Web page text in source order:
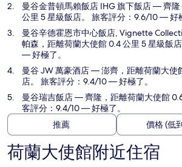
曼谷金普頓馬賴飯店 IHG 旗下飯店— 齊隆
公里 5 星級飯店。 旅客評分：9.6/10 — 好
曼谷辛德霍恩市中心飯店, Vignette
帕森，距離荷蘭大使館 0.4 公里 5 星級飯
— 好極了。
曼谷 JW 萬豪酒店— 澎齊，距離荷蘭大使
店。 旅客評分：9.4/10 — 好極了。
曼谷瑞吉飯店— 齊隆，距離荷蘭大使館
客評分：9.4/10 — 好極了。
推薦
價格 (低
荷蘭大使館附近住宿